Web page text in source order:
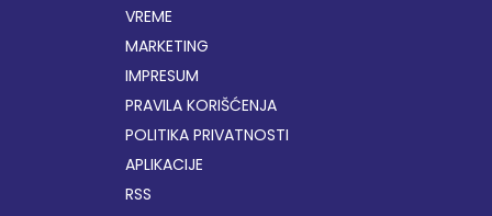
VREME
MARKETING
IMPRESUM
PRAVILA KORIŠĆENJA
POLITIKA PRIVATNOSTI
APLIKACIJE
RSS